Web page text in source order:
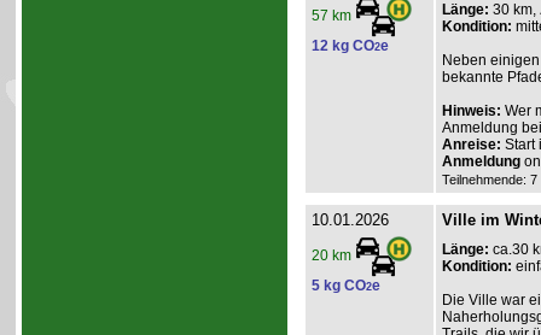
57 km
12 kg CO2e
Länge: 30 km,
Kondition:
Neben
bekannte
Hinweis: Wer
Anmeldung
Anreise: Start
Anmeldung
Teilnehmende:
10.01.2026
20 km
5 kg CO2e
Ville im
Länge: ca.30
Kondition:
Die Ville war